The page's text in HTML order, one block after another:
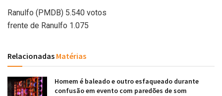
Ranulfo (PMDB) 5.540 votos
frente de Ranulfo 1.075
Relacionadas Matérias
Homem é baleado e outro esfaqueado durante
confusão em evento com paredões de som